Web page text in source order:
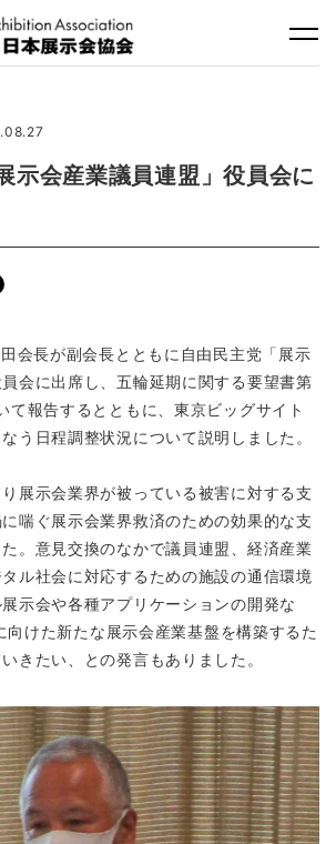
示会産業議員連盟」役員会に
会長が副会長とともに自由民主党「展示
会に出席し、五輪延期に関する要望書第
て報告するとともに、東京ビッグサイト
う日程調整状況について説明しました。
展示会業界が被っている被害に対する支
喘ぐ展示会業界救済のための効果的な支
。意見交換のなかで議員連盟、経済産業
ル社会に対応するための施設の通信環境
示会や各種アプリケーションの開発な
けた新たな展示会産業基盤を構築するた
きたい、との発言もありました。